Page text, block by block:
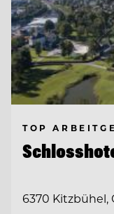
TOP
6370 Kitzbühel,